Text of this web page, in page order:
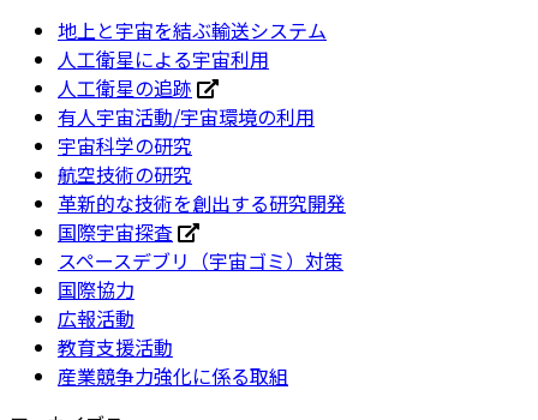
地上と宇宙を結ぶ輸送システム
人工衛星による宇宙利用
人工衛星の追跡
有人宇宙活動/宇宙環境の利用
宇宙科学の研究
航空技術の研究
革新的な技術を創出する研究開発
国際宇宙探査
スペースデブリ（宇宙ゴミ）対策
国際協力
広報活動
教育支援活動
産業競争力強化に係る取組